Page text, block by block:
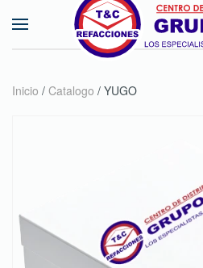
Skip to main content
Inicio / Catalogo / YUGO